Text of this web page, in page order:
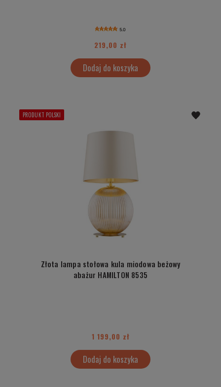
5.0
219,00 zł
Dodaj do koszyka
Złota lampa stołowa kula miodowa beżowy
abażur HAMILTON 8535
1 199,00 zł
Dodaj do koszyka
PRODUKT POLSKI